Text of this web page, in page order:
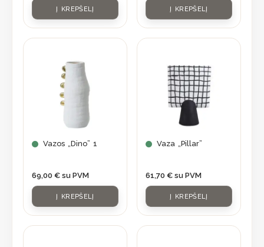
Į KREPŠELĮ Į KREPŠELĮ
Vazos „Dino” 1
69,00 € su PVM
Į KREPŠELĮ
Vaza „Pillar”
61,70 € su PVM
Į KREPŠELĮ